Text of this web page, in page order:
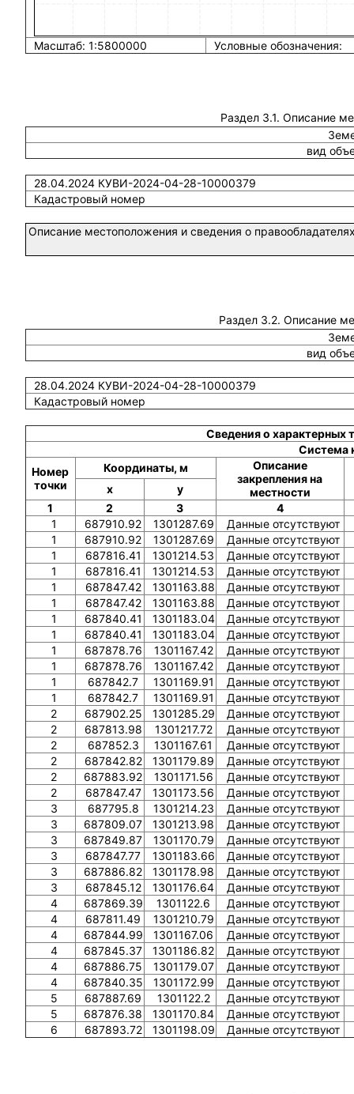
Масштаб: 1:5800000 Условные обозначения:
Раздел 3.1. Описание
вид
28.04.2024 КУВИ-2024-04-28-10000379
Кадастровый номер
Описание местоположения и сведения о
Раздел 3.2. Описание
вид
28.04.2024 КУВИ-2024-04-28-10000379
Кадастровый номер
Сведения о характерных
Система
Номер
точки
Координаты, м
Описание
закрепления на
местности
x
y
1
2 3
4
1
687910.92 1301287.69
Данные отсутствуют
1
687910.92 1301287.69
Данные отсутствуют
1
687816.41 1301214.53
Данные отсутствуют
1
687816.41 1301214.53
Данные отсутствуют
1
687847.42 1301163.88
Данные отсутствуют
1
687847.42 1301163.88
Данные отсутствуют
1
687840.41 1301183.04
Данные отсутствуют
1
687840.41 1301183.04
Данные отсутствуют
1
687878.76 1301167.42
Данные отсутствуют
1
687878.76 1301167.42
Данные отсутствуют
1
687842.7 1301169.91
Данные отсутствуют
1
687842.7 1301169.91
Данные отсутствуют
2
687902.25 1301285.29
Данные отсутствуют
2
687813.98 1301217.72
Данные отсутствуют
2
687852.3 1301167.61
Данные отсутствуют
2
687842.82 1301179.89
Данные отсутствуют
2
687883.92 1301171.56
Данные отсутствуют
2
687847.47 1301173.56
Данные отсутствуют
3
687795.8 1301214.23
Данные отсутствуют
3
687809.07 1301213.98
Данные отсутствуют
3
687849.87 1301170.79
Данные отсутствуют
3
687847.77 1301183.66
Данные отсутствуют
3
687886.82 1301178.98
Данные отсутствуют
3
687845.12 1301176.64
Данные отсутствуют
4
687869.39 1301122.6
Данные отсутствуют
4
687811.49 1301210.79
Данные отсутствуют
4
687844.99 1301167.06
Данные отсутствуют
4
687845.37 1301186.82
Данные отсутствуют
4
687886.75 1301179.07
Данные отсутствуют
4
687840.35 1301172.99
Данные отсутствуют
5
687887.69 1301122.2
Данные отсутствуют
5
687876.38 1301170.84
Данные отсутствуют
6
687893.72 1301198.09 Данные отсутствуют